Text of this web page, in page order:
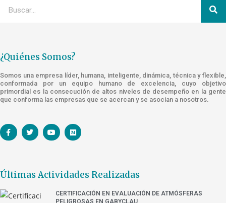
¿Quiénes Somos?
Somos una empresa líder, humana, inteligente, dinámica, técnica y flexible,
conformada por un equipo humano de excelencia, cuyo objetivo
primordial es la consecución de altos niveles de desempeño en la gente
que conforma las empresas que se acercan y se asocian a nosotros.
Últimas Actividades Realizadas
CERTIFICACIÓN EN EVALUACIÓN DE ATMÓSFERAS